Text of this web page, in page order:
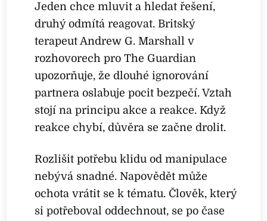
Jeden chce mluvit a hledat řešení,
druhý odmítá reagovat. Britský
terapeut Andrew G. Marshall v
rozhovorech pro The Guardian
upozorňuje, že dlouhé ignorování
partnera oslabuje pocit bezpečí. Vztah
stojí na principu akce a reakce. Když
reakce chybí, důvěra se začne drolit.
Rozlišit potřebu klidu od manipulace
nebývá snadné. Napovědět může
ochota vrátit se k tématu. Člověk, který
si potřeboval oddechnout, se po čase